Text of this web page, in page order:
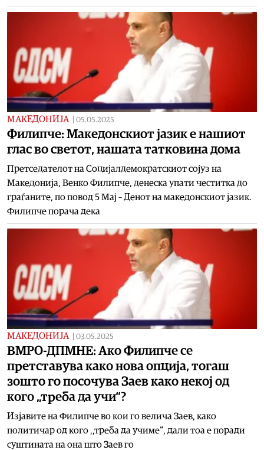
МАКЕДОНИЈА 05.05.2025
Филипче: Македонскиот јазик е нашиот
глас во светот, нашата татковина дома
Претседателот на Социјалдемократскиот сојуз на
Македонија, Венко Филипче, денеска упати честитка до
граѓаните, по повод 5 Мај – Денот на македонскиот јазик.
Филипче порача дека
МАКЕДОНИЈА 03.05.2025
ВМРО-ДПМНЕ: Ако Филипче се
претставува како нова опција, тогаш
зошто го посочува Заев како некој од
кого „треба да учи“?
Изјавите на Филипче во кои го велича Заев, како
политичар од кого ,,треба да учиме“, дали тоа е поради
суштината на она што Заев го